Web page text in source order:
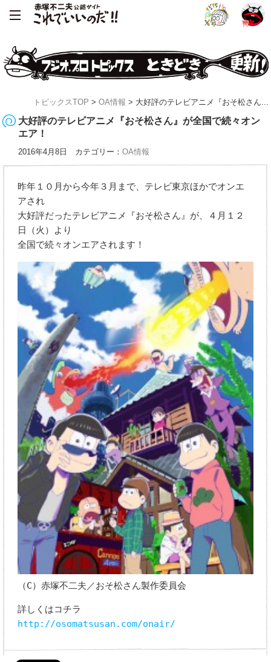
トピックスTOP > OA情報 > 大好評のテレビアニメ『おそ松さん...
大好評のテレビアニメ『おそ松さん』が全国で続々オン
エア！
2016年4月8日 カテゴリー：OA情報
昨年１０月から今年３月まで、テレビ東京ほかでオンエ
アされ
大好評だったテレビアニメ『おそ松さん』が、４月１２
日（火）より
全国で続々オンエアされます！
（C）赤塚不二夫／おそ松さん製作委員会
詳しくはコチラ
http://osomatsusan.com/onair/